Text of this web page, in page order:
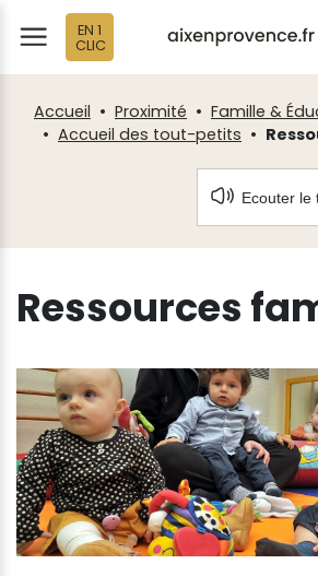
EN 1
CLIC
Accueil Proximité
Famille &
Accueil des tout-petits
Ecouter le
Ressources
Fenêtre
de
chat
Panneau de gestion des cookies